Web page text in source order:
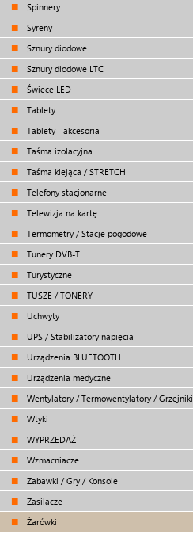
Spinnery
Syreny
Sznury diodowe
Sznury diodowe LTC
Świece LED
Tablety
Tablety - akcesoria
Taśma izolacyjna
Taśma klejąca / STRETCH
Telefony stacjonarne
Telewizja na kartę
Termometry / Stacje pogodowe
Tunery DVB-T
Turystyczne
TUSZE / TONERY
Uchwyty
UPS / Stabilizatory napięcia
Urządzenia BLUETOOTH
Urządzenia medyczne
Wentylatory / Termowentylatory / Grzejniki
Wtyki
WYPRZEDAŻ
Wzmacniacze
Zabawki / Gry / Konsole
Zasilacze
Żarówki